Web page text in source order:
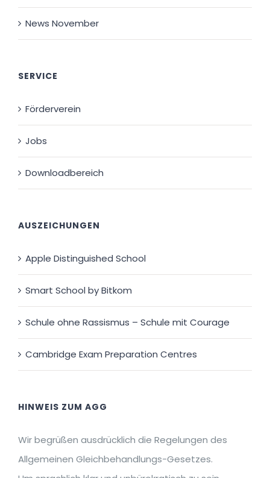
News November
SERVICE
Förderverein
Jobs
Downloadbereich
AUSZEICHUNGEN
Apple Distinguished School
Smart School by Bitkom
Schule ohne Rassismus – Schule mit Courage
Cambridge Exam Preparation Centres
HINWEIS ZUM AGG
Wir begrüßen ausdrücklich die Regelungen des
Allgemeinen Gleichbehandlungs-Gesetzes.